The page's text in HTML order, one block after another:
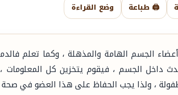
🖨️ طباعة وضع القراءة
الجسم الهامة والمذهلة ، وكما تعلم
داخل الجسم ، فيقوم يتخزين كل المعلومات ،
، ولذا يجب الحفاظ على هذا العضو في صحة